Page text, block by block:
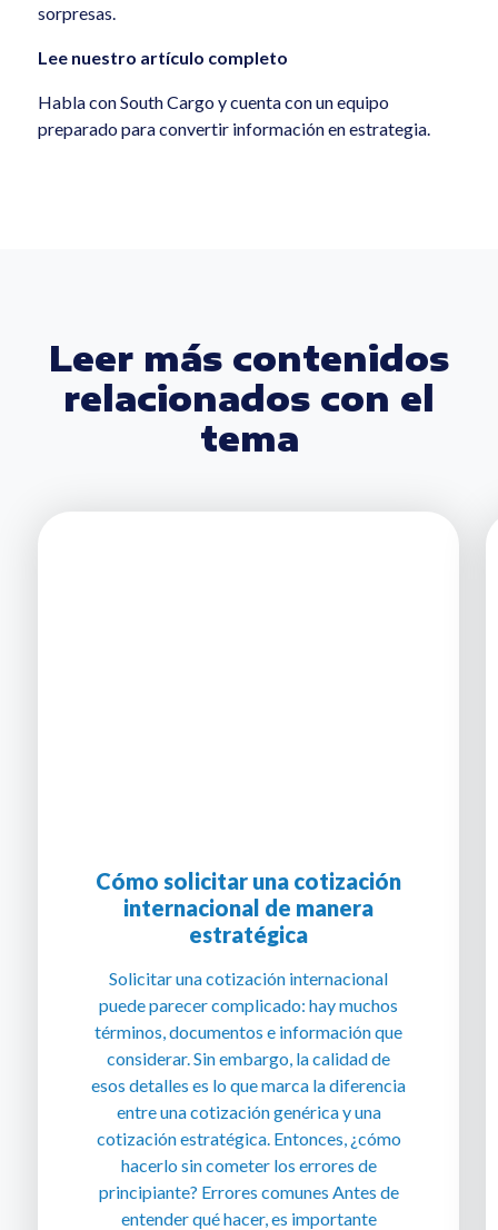
sorpresas.
Lee nuestro artículo completo
Habla con South Cargo y cuenta con un equipo
preparado para convertir información en estrategia.
Leer más contenidos
relacionados con el
tema
Cómo solicitar una cotización
internacional de manera
estratégica
Solicitar una cotización internacional
puede parecer complicado: hay muchos
términos, documentos e información que
considerar. Sin embargo, la calidad de
esos detalles es lo que marca la diferencia
entre una cotización genérica y una
cotización estratégica. Entonces, ¿cómo
hacerlo sin cometer los errores de
principiante? Errores comunes Antes de
entender qué hacer, es importante